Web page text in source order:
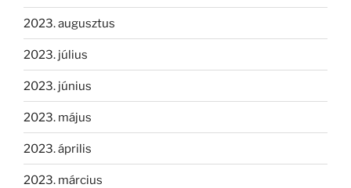
2023. augusztus
2023. július
2023. június
2023. május
2023. április
2023. március